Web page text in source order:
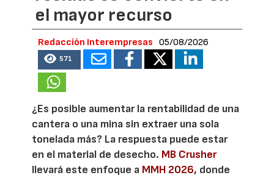
el mayor recurso
Redacción Interempresas 05/08/2026
571
¿Es posible aumentar la rentabilidad de una
cantera o una mina sin extraer una sola
tonelada más? La respuesta puede estar
en el material de desecho. MB Crusher
llevará este enfoque a MMH 2026, donde